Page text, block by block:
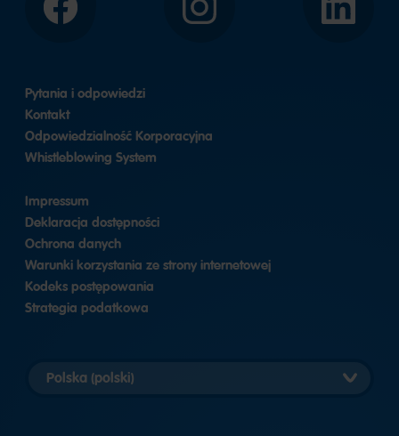
Facebook Instagram LinkedIn
Pytania i odpowiedzi
Kontakt
Odpowiedzialność Korporacyjna
Whistleblowing System
Impressum
Deklaracja dostępności
Ochrona danych
Warunki korzystania ze strony internetowej
Kodeks postępowania
Strategia podatkowa
Wybierz
wersję